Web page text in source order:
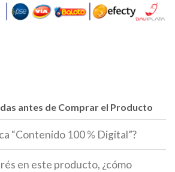
antes de Comprar el Producto
“Contenido 100 % Digital”?
en este producto, ¿cómo